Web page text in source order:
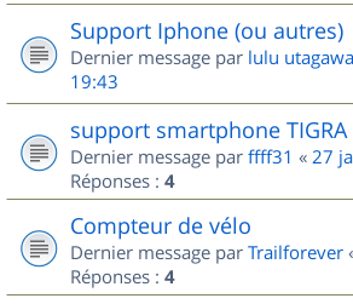
Support Iphone (ou autres)
Dernier message par lulu utagawa
19:43
support smartphone TIGRA
Dernier message par ffff31 « 27
Réponses : 4
Compteur de vélo
Dernier message par Trailforever
Réponses : 4